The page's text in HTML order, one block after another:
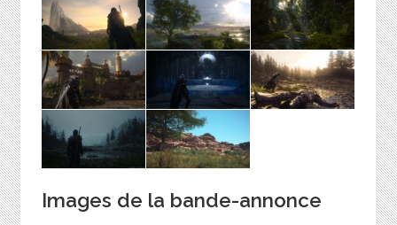
Images de la bande-annonce